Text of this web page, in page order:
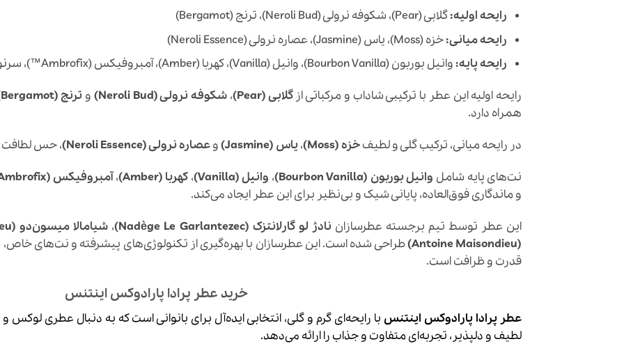
رایحه اولیه:گلابی (Pear)، شکوفه نرولی (Neroli Bud)، ترنج (Bergamot)
رایحه میانی:خزه (Moss)، یاس (Jasmine)، عصاره نرولی (Neroli Essence)
رایحه پایه:وانیل بوربون (Bourbon Vanilla)، وانیل (Vanilla)، کهربا (Amber)، آمبروفیکس (Ambrofix™)، سرنولاید (Serenolide)
رایحه اولیه این عطر با ترکیبی شاداب و مرکباتی ازگلابی (Pear) ، شکوفه نرولی (Neroli Bud) و ترنج (Bergamot)
همراه دارد.
در رایحه میانی، ترکیب گلی و لطیفخزه (Moss) ، یاس (Jasmine) وعصاره نرولی (Neroli Essence)
، حس لطافت
نت‌های پایه شامل وانیل بوربون (Bourbon Vanilla) ، وانیل (Vanilla) ، کهربا (Amber) ،آمبروفیکس (Ambrofix™)
و ماندگاری فوق‌العاده، پایانی شیک و بی‌نظیر برای این عطر ایجاد می‌کند.
این عطر توسط تیم برجسته عطرسازان نادژ لو گارلانتزک (Nadège Le Garlantezec) ، شیامالا میسون‌دو (Shyamala Maisondieu)
(Antoine Maisondieu)
طراحی شده است. این عطرسازان با بهره‌گیری از تکنولوژی‌های پیشرفته و نت‌های
قدرت و ظرافت است.
خرید عطر پرادا پارادوکس اینتنس
عطر پرادا پارادوکس اینتنس با رایحه‌ای گرم و گلی، انتخابی ایده‌آل برای بانوانی است که به دنبال عطری
لطیف و دلپذیر، تجربه‌ای متفاوت و جذاب را ارائه می‌دهد.